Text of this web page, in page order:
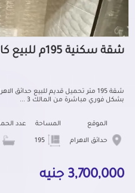
شقة سكنية 195م للبيع كاش بحدائق الاهرام الجيزة
شقة 195 متر تحميل قديم للبيع
بشكل فوري مباشرة من المالك 3 ...
الموقع
حدائق الاهرام
المساحة عدد
3,700,000 جنيه